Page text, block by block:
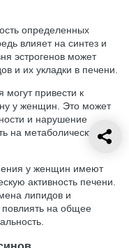
определенных
влияет на синтез и
эстрогенов может
и их укладки в печени.
привести к
у женщин. Это может
и нарушение
на метаболическую
у женщин имеют
активность печени.
липидов и
повлиять на общее